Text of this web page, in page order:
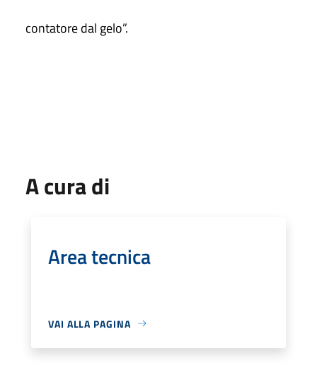
contatore dal gelo”.
A cura di
Area tecnica
VAI ALLA PAGINA